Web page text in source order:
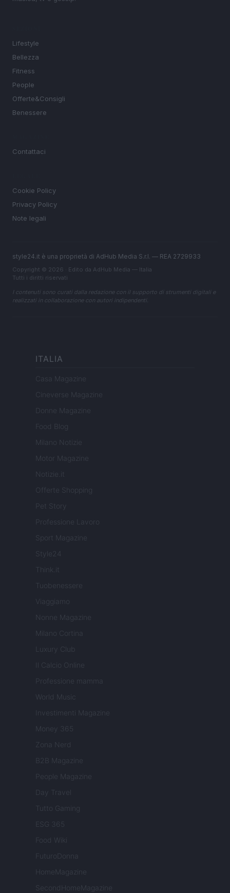
Lifestyle
Bellezza
Fitness
People
Offerte&Consigli
Benessere
Contattaci
Cookie Policy
Privacy Policy
Note legali
style24.it è una proprietà di AdHub Media S.r.l. — REA 2729933
Copyright © 2026 · Edito da AdHub Media — Italia
Tutti i diritti riservati
I contenuti sono curati dalla redazione con il supporto di strumenti digitali e
realizzati in collaborazione con autori indipendenti.
ITALIA
Casa Magazine
Cineverse Magazine
Donne Magazine
Food Blog
Milano Notizie
Motor Magazine
Notizie.it
Offerte Shopping
Pet Story
Professione Lavoro
Sport Magazine
Style24
Think.it
Tuobenessere
Viaggiamo
Nonne Magazine
Milano Cortina
Luxury Club
Il Calcio Online
Professione mamma
World Music
Investimenti Magazine
Money 365
Zona Nerd
B2B Magazine
People Magazine
Day Travel
Tutto Gaming
ESG 365
Food Wiki
FuturoDonna
HomeMagazine
SecondHomeMagazine